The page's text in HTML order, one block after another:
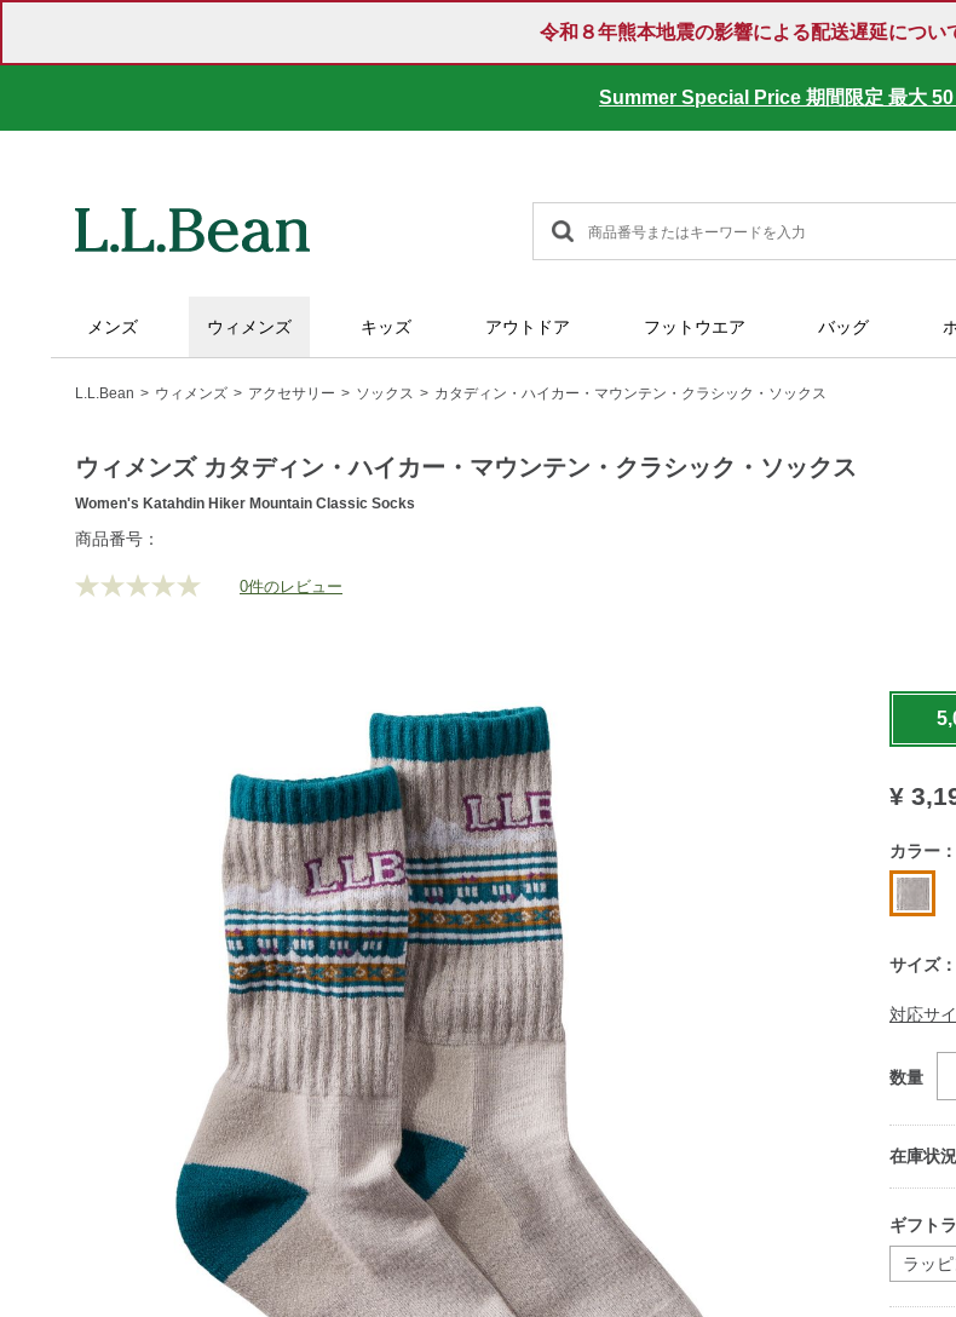
令和８年熊本地震の影響による配送遅延につい
Summer Special Price 期間限定 最大 50
メンズ ウィメンズ キッズ アウトドア フットウエア バッグ
L.L.Bean ウィメンズ アクセサリー ソックス カタディン・ハイカー・マウンテン・クラシック・ソックス
ウィメンズ カタディン・ハイカー・マウンテン・クラシック・ソックス
Women's Katahdin Hiker Mountain Classic Socks
https://www.llbean.co.jp/womens/accessories/socks/g/1000147069.html
商品番号：
評
ジ
の
リ
ン
ク。
0件のレビュー
¥
カラー：
サイズ：
対応サ
数量
在庫状況
to
cart
options
ギフト